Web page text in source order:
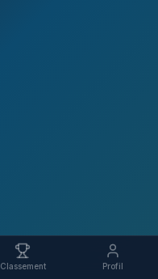
Classement Profil